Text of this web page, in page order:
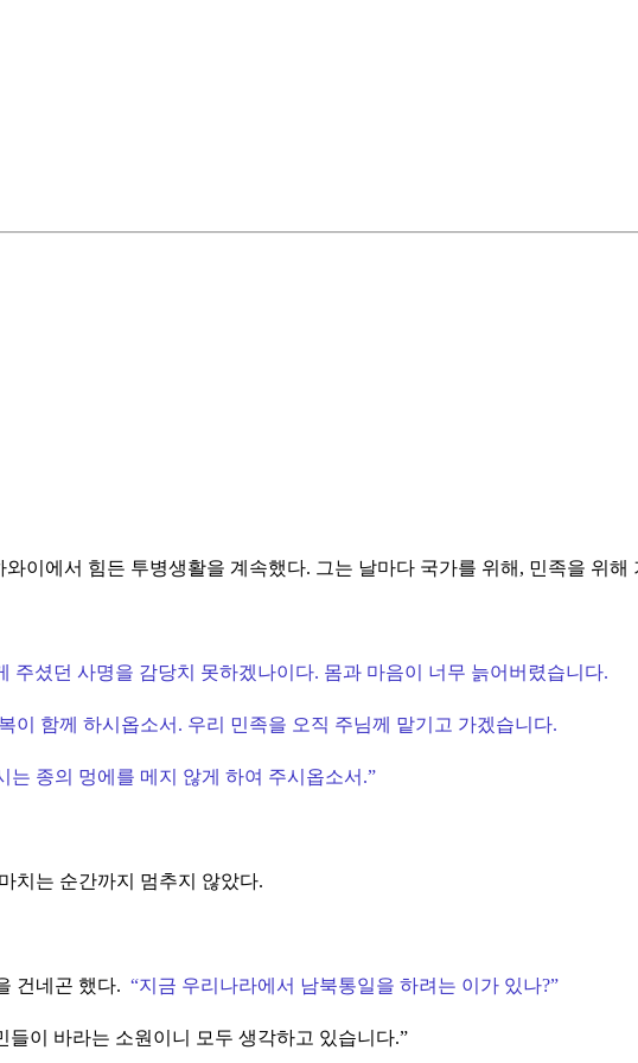
이에서 힘든 투병생활을 계속했다. 그는 날마다 국가를 위해, 민족을 위해
주셨던 사명을 감당치 못하겠나이다. 몸과 마음이 너무 늙어버렸습니다.
이 함께 하시옵소서. 우리 민족을 오직 주님께 맡기고 가겠습니다.
종의 멍에를 메지 않게 하여 주시옵소서.”
치는 순간까지 멈추지 않았다.
건네곤 했다. “지금 우리나라에서 남북통일을 하려는 이가 있나?”
들이 바라는 소원이니 모두 생각하고 있습니다.”